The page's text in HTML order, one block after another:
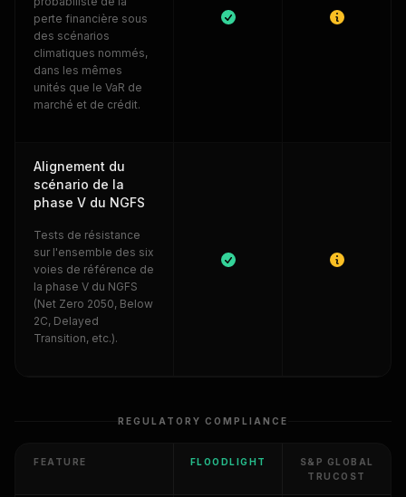
perte financière sous
des scénarios
climatiques nommés,
dans les mêmes
unités que le VaR de
marché et de crédit.
Alignement du
scénario de la
phase V du NGFS
Tests de résistance
sur l'ensemble des six
voies de référence de
la phase V du NGFS
(Net Zero 2050, Below
2C, Delayed
Transition, etc.).
REGULATORY COMPLIANCE
FEATURE FLOODLIGHT
S&P GLOBAL
TRUCOST